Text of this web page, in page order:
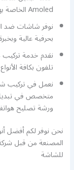
Amoled الخاصة بهذه النوع من الهواتف الذكية
نوفر شاشات ضد
بحرفية عالية
نقدم خدمة
تلفون بكافة
متخصص في
ورشة تصليح
نحن نوفر لكم أفضل
للشاشة